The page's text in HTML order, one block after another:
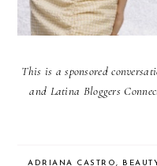
This is a sponsored
and Latina Bloggers
ADRIANA CASTRO,